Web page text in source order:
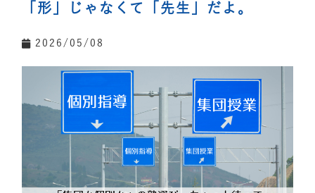
「形」じゃなくて「先生」だよ。
2026/05/08